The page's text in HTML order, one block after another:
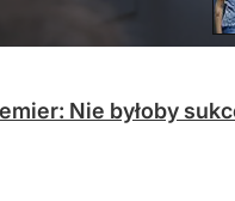
Nie byłoby